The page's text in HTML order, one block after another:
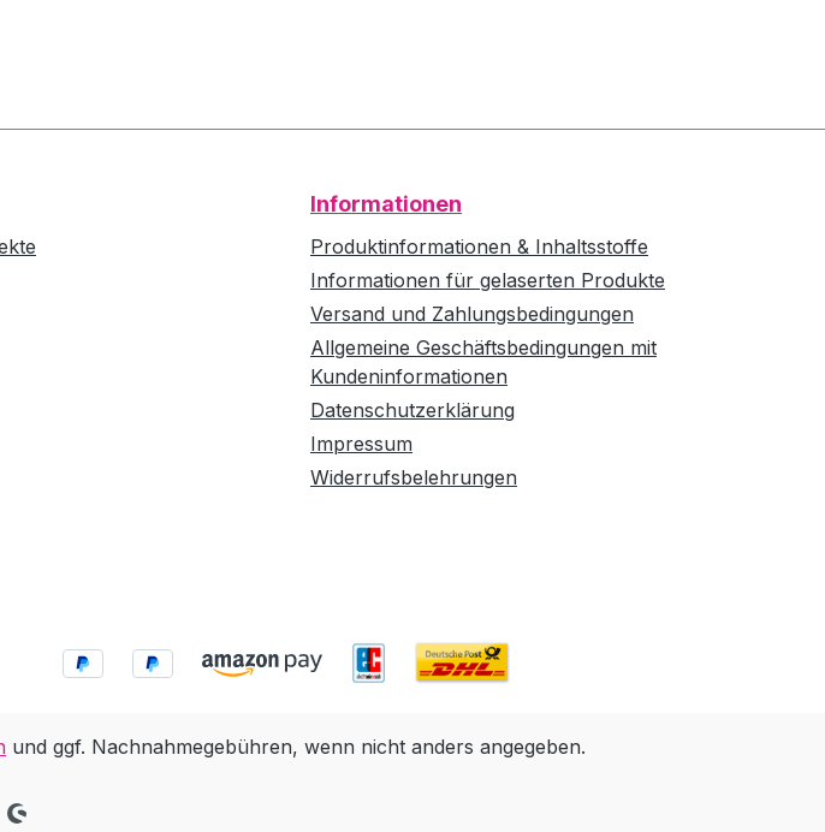
Informationen
Produktinformationen & Inhaltsstoffe
Informationen für gelaserten Produkte
Versand und Zahlungsbedingungen
Allgemeine Geschäftsbedingungen mit
Kundeninformationen
Datenschutzerklärung
Impressum
Widerrufsbelehrungen
und ggf. Nachnahmegebühren, wenn nicht anders angegeben.